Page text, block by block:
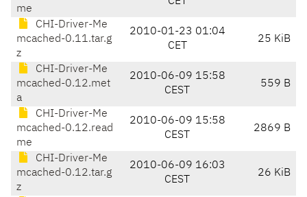
me
CHI-Driver-Me
mcached-0.11.tar.g
z
2010-01-23 01:04
CET
25 KiB
CHI-Driver-Me
mcached-0.12.met
a
2010-06-09 15:58
CEST
559 B
CHI-Driver-Me
mcached-0.12.read
me
2010-06-09 15:58
CEST
2869 B
CHI-Driver-Me
mcached-0.12.tar.g
z
2010-06-09 16:03
CEST
26 KiB